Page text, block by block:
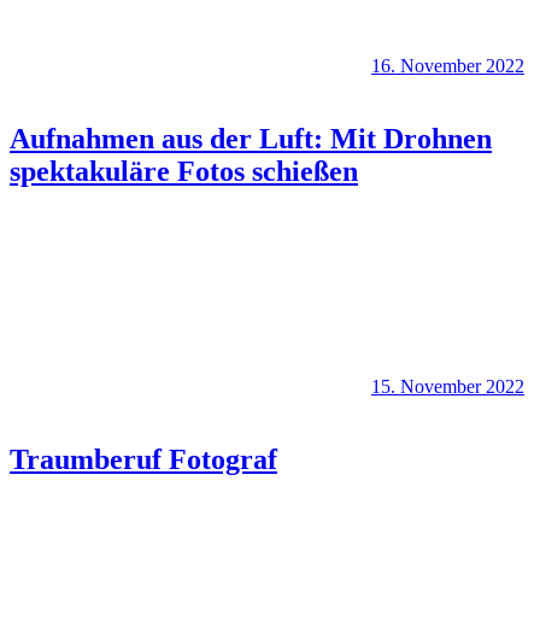
16. November 2022
Aufnahmen aus der Luft: Mit Drohnen
spektakuläre Fotos schießen
15. November 2022
Traumberuf Fotograf